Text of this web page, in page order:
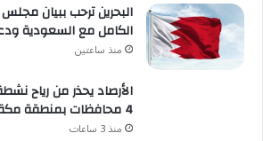
البحرين ترحب ببيان
الكامل مع السعودية
منذ ساعتين
الأرصاد يحذر من رياح
4 محافظات بمنطقة مكة المكرمة
منذ 3 ساعات